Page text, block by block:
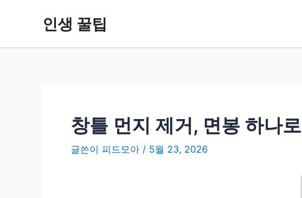
인생 꿀팁
창틀 먼지 제거, 면봉 하나
글쓴이 피드모아 / 5월 23, 2026